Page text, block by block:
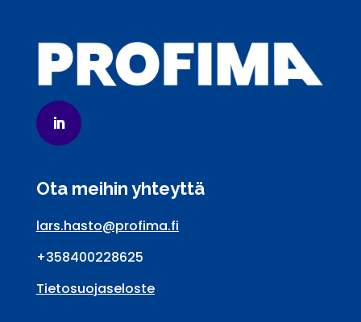
Ota meihin yhteyttä
lars.hasto@profima.fi
+358400228625
Tietosuojaseloste